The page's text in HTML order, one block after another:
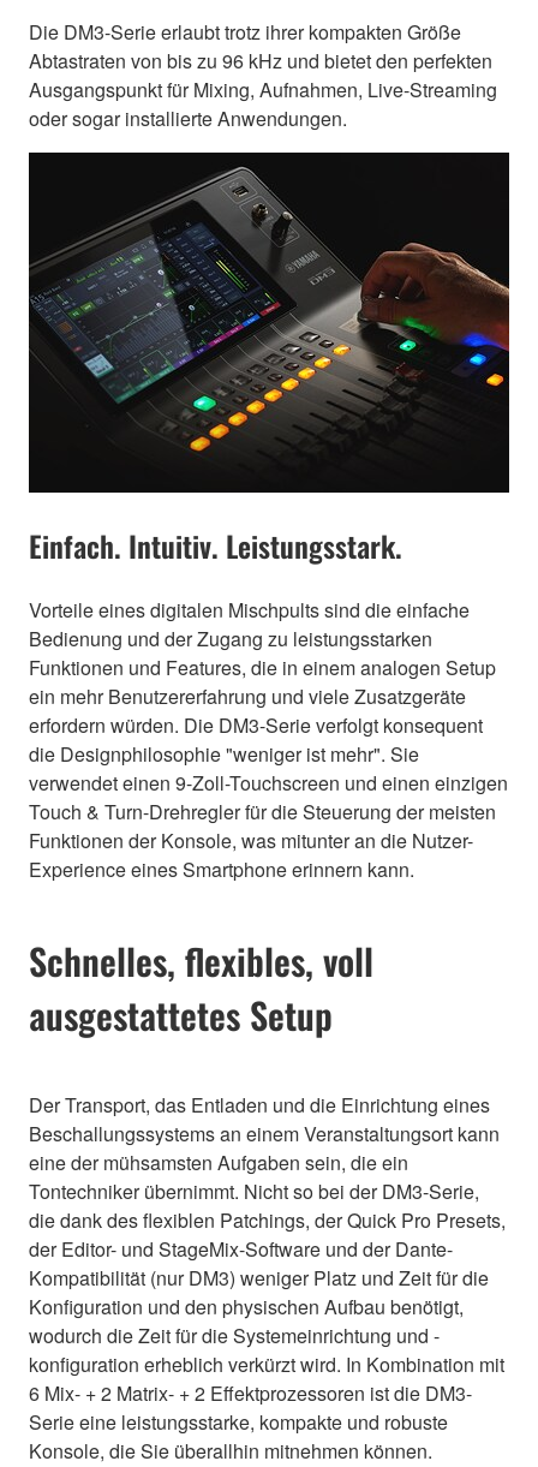
Die DM3-Serie erlaubt trotz ihrer kompakten Größe
Abtastraten von bis zu 96 kHz und bietet den perfekten
Ausgangspunkt für Mixing, Aufnahmen, Live-Streaming
oder sogar installierte Anwendungen.
Einfach. Intuitiv. Leistungsstark.
Vorteile eines digitalen Mischpults sind die einfache
Bedienung und der Zugang zu leistungsstarken
Funktionen und Features, die in einem analogen Setup
ein mehr Benutzererfahrung und viele Zusatzgeräte
erfordern würden. Die DM3-Serie verfolgt konsequent
die Designphilosophie "weniger ist mehr". Sie
verwendet einen 9-Zoll-Touchscreen und einen einzigen
Touch & Turn-Drehregler für die Steuerung der meisten
Funktionen der Konsole, was mitunter an die Nutzer-
Experience eines Smartphone erinnern kann.
Schnelles, flexibles, voll
ausgestattetes Setup
Der Transport, das Entladen und die Einrichtung eines
Beschallungssystems an einem Veranstaltungsort kann
eine der mühsamsten Aufgaben sein, die ein
Tontechniker übernimmt. Nicht so bei der DM3-Serie,
die dank des flexiblen Patchings, der Quick Pro Presets,
der Editor- und StageMix-Software und der Dante-
Kompatibilität (nur DM3) weniger Platz und Zeit für die
Konfiguration und den physischen Aufbau benötigt,
wodurch die Zeit für die Systemeinrichtung und -
konfiguration erheblich verkürzt wird. In Kombination mit
6 Mix- + 2 Matrix- + 2 Effektprozessoren ist die DM3-
Serie eine leistungsstarke, kompakte und robuste
Konsole, die Sie überallhin mitnehmen können.